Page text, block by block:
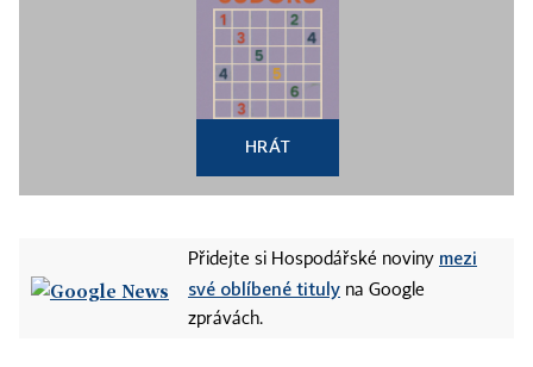
HRÁT
Přidejte si Hospodářské noviny mezi
své oblíbené tituly na Google
zprávách.